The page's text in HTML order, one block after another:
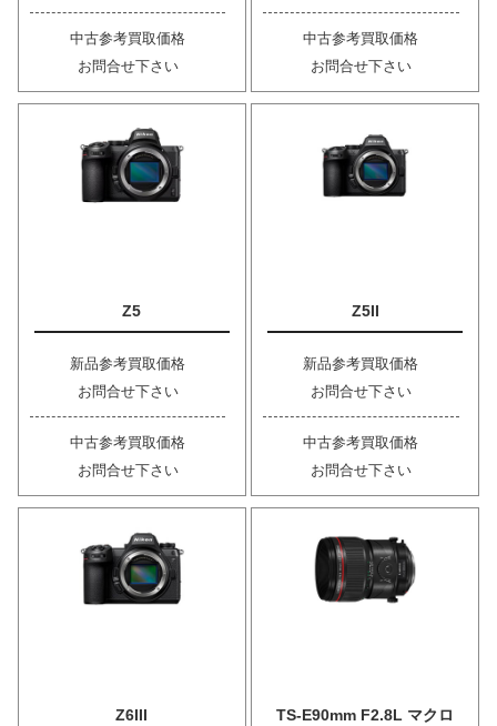
中古参考買取価格
お問合せ下さい
中古参考買取価格
お問合せ下さい
Z5
新品参考買取価格
お問合せ下さい
中古参考買取価格
お問合せ下さい
Z5II
新品参考買取価格
お問合せ下さい
中古参考買取価格
お問合せ下さい
Z6III TS-E90mm F2.8L マクロ